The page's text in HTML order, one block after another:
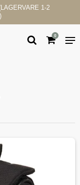
KUNDESERVICE &
0